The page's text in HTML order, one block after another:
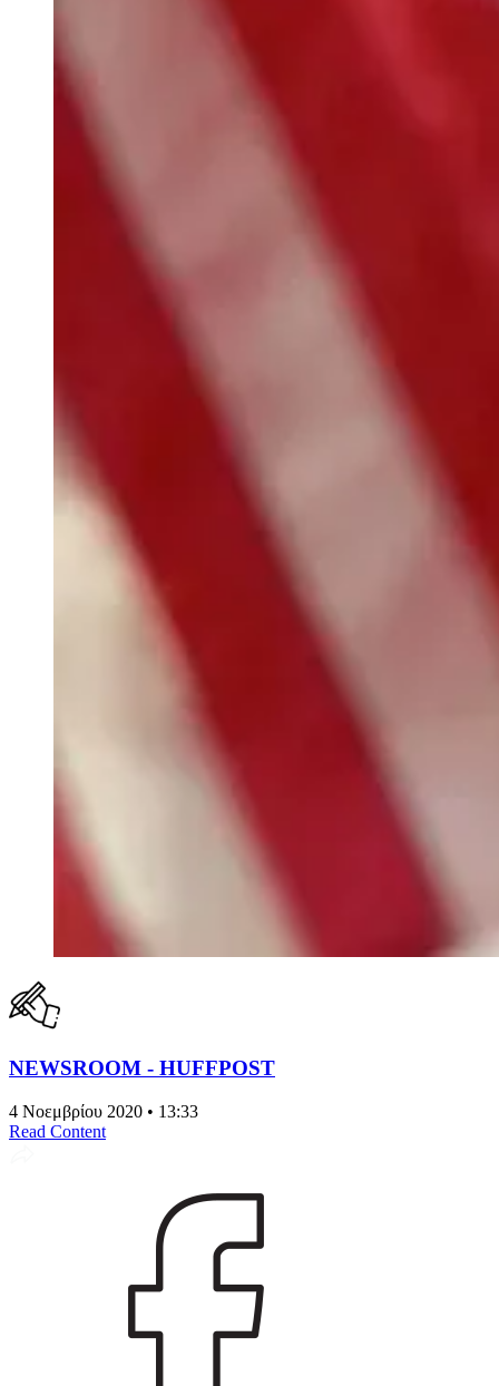
NEWSROOM - HUFFPOST
4 Νοεμβρίου 2020 • 13:33
Read Content